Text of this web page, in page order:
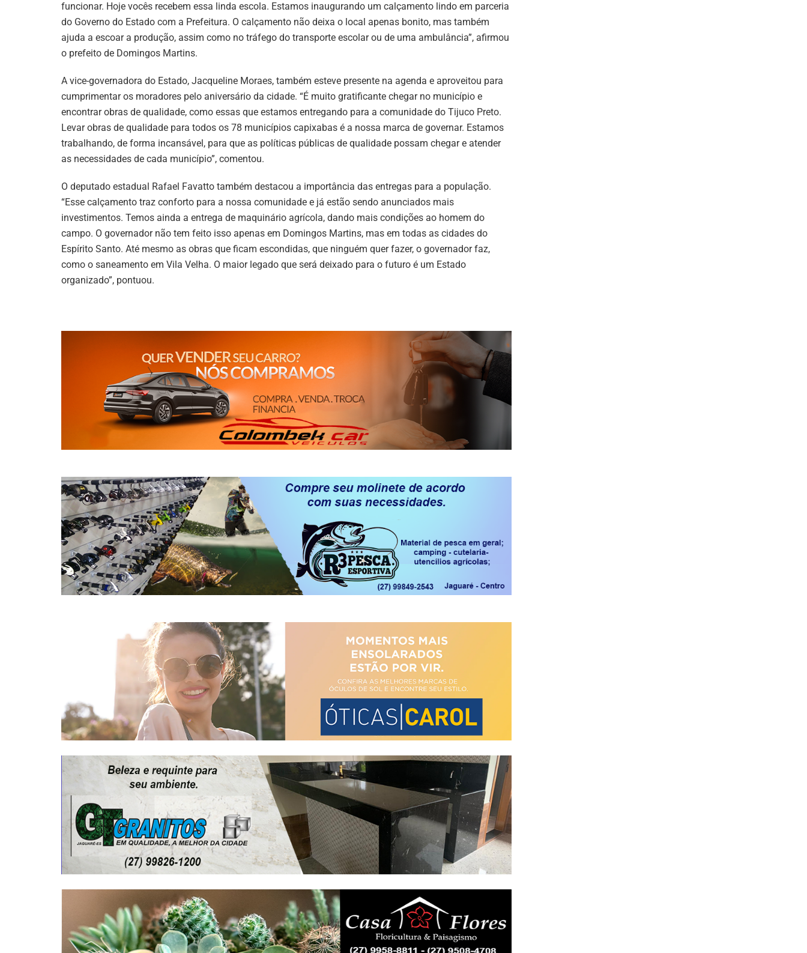
funcionar. Hoje vocês recebem essa linda escola. Estamos inaugurando um calçamento lindo em parceria
do Governo do Estado com a Prefeitura. O calçamento não deixa o local apenas bonito, mas também
ajuda a escoar a produção, assim como no tráfego do transporte escolar ou de uma ambulância”, afirmou
o prefeito de Domingos Martins.
A vice-governadora do Estado, Jacqueline Moraes, também esteve presente na agenda e aproveitou para
cumprimentar os moradores pelo aniversário da cidade. “É muito gratificante chegar no município e
encontrar obras de qualidade, como essas que estamos entregando para a comunidade do Tijuco Preto.
Levar obras de qualidade para todos os 78 municípios capixabas é a nossa marca de governar. Estamos
trabalhando, de forma incansável, para que as políticas públicas de qualidade possam chegar e atender
as necessidades de cada município”, comentou.
O deputado estadual Rafael Favatto também destacou a importância das entregas para a população.
“Esse calçamento traz conforto para a nossa comunidade e já estão sendo anunciados mais
investimentos. Temos ainda a entrega de maquinário agrícola, dando mais condições ao homem do
campo. O governador não tem feito isso apenas em Domingos Martins, mas em todas as cidades do
Espírito Santo. Até mesmo as obras que ficam escondidas, que ninguém quer fazer, o governador faz,
como o saneamento em Vila Velha. O maior legado que será deixado para o futuro é um Estado
organizado”, pontuou.